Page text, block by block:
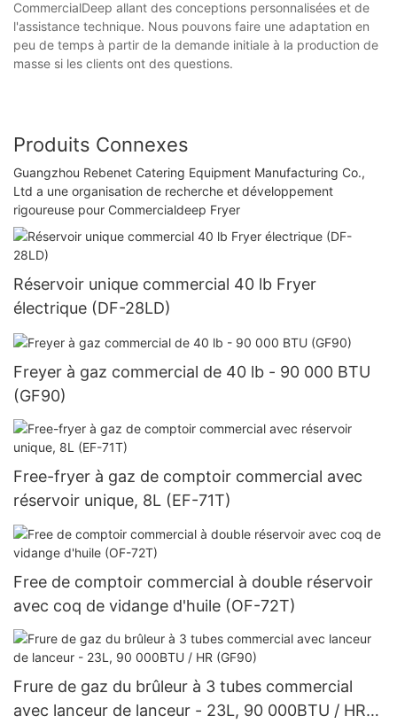
CommercialDeep allant des conceptions personnalisées et de
l'assistance technique. Nous pouvons faire une adaptation en
peu de temps à partir de la demande initiale à la production de
masse si les clients ont des questions.
Produits Connexes
Guangzhou Rebenet Catering Equipment Manufacturing Co.,
Ltd a une organisation de recherche et développement
rigoureuse pour Commercialdeep Fryer
Réservoir unique commercial 40 lb Fryer
électrique (DF-28LD)
Freyer à gaz commercial de 40 lb - 90 000 BTU
(GF90)
Free-fryer à gaz de comptoir commercial avec
réservoir unique, 8L (EF-71T)
Free de comptoir commercial à double réservoir
avec coq de vidange d'huile (OF-72T)
Frure de gaz du brûleur à 3 tubes commercial
avec lanceur de lanceur - 23L, 90 000BTU / HR